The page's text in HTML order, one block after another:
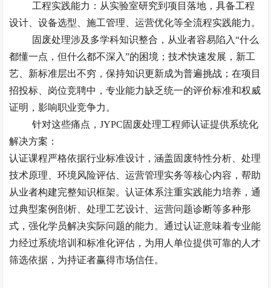
工程实践能力：从实验室研究到项目落地，具备工程
设计、设备选型、施工管理、运营优化等全流程实践能力。
固废处理涉及多学科知识整合，从业者容易陷入“什么
都懂一点，但什么都不深入”的困境；技术快速发展，新工
艺、新标准层出不穷，保持知识更新成为普遍挑战；在项目
招投标、岗位竞聘中，专业能力缺乏统一的评价标准和权威
证明，影响职业竞争力。
针对这些痛点 ， JYPC固废处理工程师认证提供系统化
解决方案：
认证课程严格依据行业标准设计，涵盖固废特性分析、处理
技术原理、环境风险评估、运营管理实务等核心内容，帮助
从业者构建完整知识框架。认证体系注重实践能力培养，通
过典型案例剖析、处理工艺设计、运营问题诊断等多种形
式，强化学员解决实际问题的能力。通过认证意味着专业能
力经过系统培训和标准化评估，为用人单位提供可靠的人才
筛选依据，为持证者赢得市场信任。